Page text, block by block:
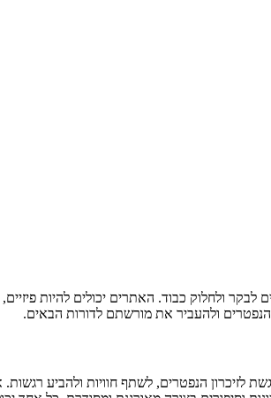
ולחלוק כבוד. האתרים יכולים להיות פיזיים,
הנפטרים ולהעביר את מורשתם לדורות הבאים.
הנפטרים, לשתף חוויות ולהביע רגשות.